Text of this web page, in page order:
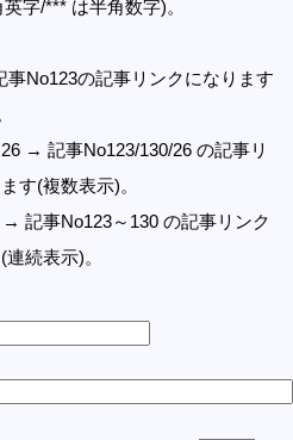
字/*** は半角数字)。
No123の記事リンクになります
→ 記事No123/130/26 の記事リ
す(複数表示)。
→ 記事No123～130 の記事リンク
続表示)。